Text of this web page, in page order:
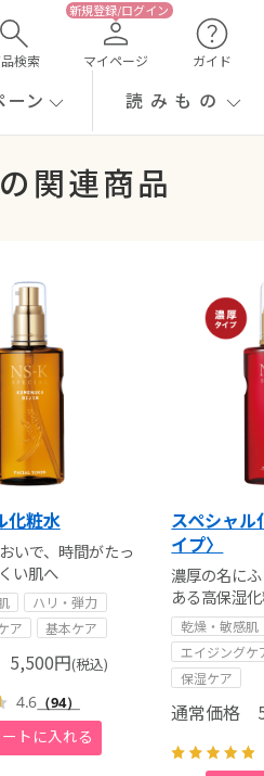
検索 マイページ ガイド
ーン 読みもの
の関連商品
化粧水
いで、時間がたっ
い肌へ
ハリ・弾力
ア
基本ケア
円(税込)
4.6 （94）
スペシャル
イプ〉
濃厚の名に
ある高保湿
乾燥・敏感肌
エイジングケ
保湿ケア
通常価格